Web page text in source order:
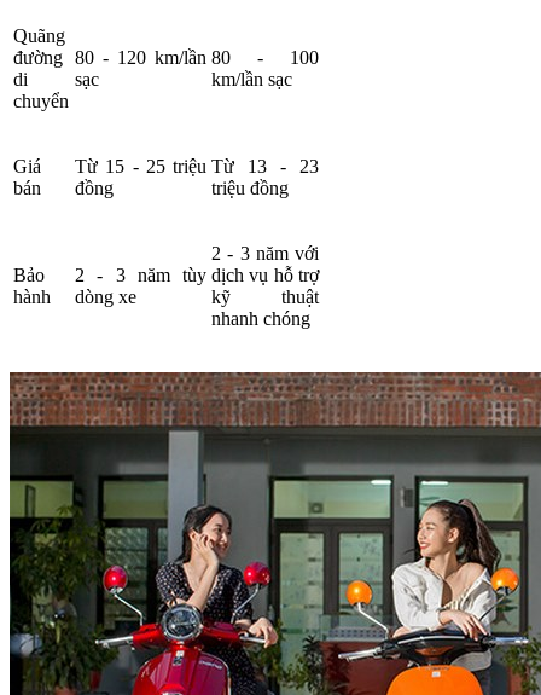
Quãng
đường
di
chuyển
80 - 120 km/lần
sạc
80 - 100
km/lần sạc
Giá
bán
Từ 15 - 25 triệu
đồng
Từ 13 - 23
triệu đồng
Bảo
hành
2 - 3 năm tùy
dòng xe
2 - 3 năm với
dịch vụ hỗ trợ
kỹ thuật
nhanh chóng